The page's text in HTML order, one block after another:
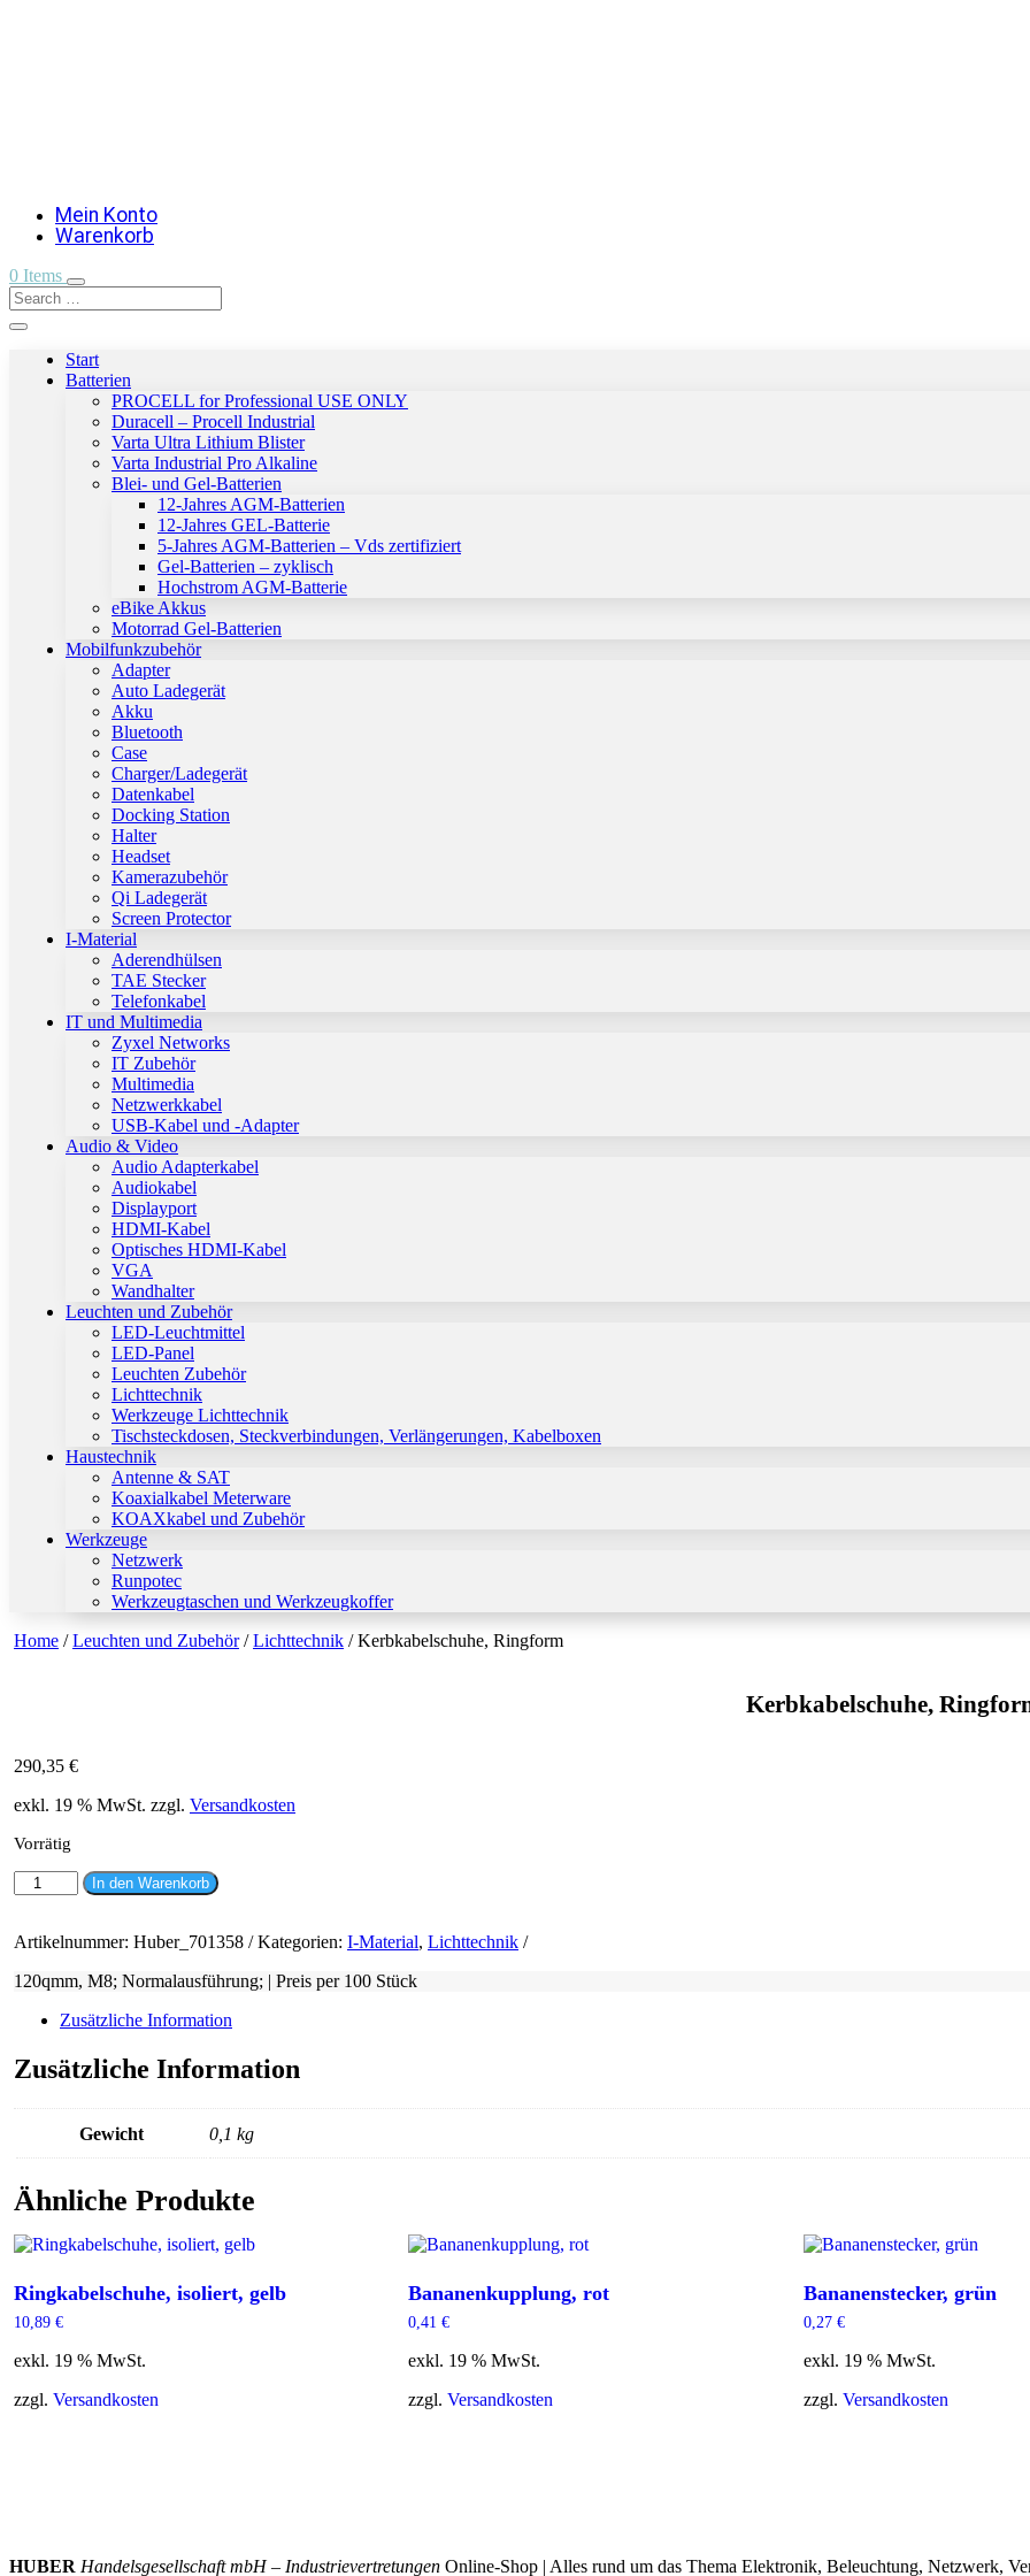
Mein Konto
Warenkorb
0 Items
Start
Batterien
PROCELL for Professional USE ONLY
Duracell – Procell Industrial
Varta Ultra Lithium Blister
Varta Industrial Pro Alkaline
Blei- und Gel-Batterien
12-Jahres AGM-Batterien
12-Jahres GEL-Batterie
5-Jahres AGM-Batterien – Vds zertifiziert
Gel-Batterien – zyklisch
Hochstrom AGM-Batterie
eBike Akkus
Motorrad Gel-Batterien
Mobilfunkzubehör
Adapter
Auto Ladegerät
Akku
Bluetooth
Case
Charger/Ladegerät
Datenkabel
Docking Station
Halter
Headset
Kamerazubehör
Qi Ladegerät
Screen Protector
I-Material
Aderendhülsen
TAE Stecker
Telefonkabel
IT und Multimedia
Zyxel Networks
IT Zubehör
Multimedia
Netzwerkkabel
USB-Kabel und -Adapter
Audio & Video
Audio Adapterkabel
Audiokabel
Displayport
HDMI-Kabel
Optisches HDMI-Kabel
VGA
Wandhalter
Leuchten und Zubehör
LED-Leuchtmittel
LED-Panel
Leuchten Zubehör
Lichttechnik
Werkzeuge Lichttechnik
Tischsteckdosen, Steckverbindungen, Verlängerungen, Kabelboxen
Haustechnik
Antenne & SAT
Koaxialkabel Meterware
KOAXkabel und Zubehör
Werkzeuge
Netzwerk
Runpotec
Werkzeugtaschen und Werkzeugkoffer
Home /Leuchten und Zubehör/Lichttechnik / Kerbkabelschuhe, Ringform
Kerbkabelschuhe,
290,35 €
exkl. 19 % MwSt. zzgl. Versandkosten
Vorrätig
Kerbkabelschuhe,
Ringform
In den Warenkorb
Artikelnummer: Huber_701358 Kategorien: I-Material, Lichttechnik
120qmm, M8; Normalausführung; | Preis per 100 Stück
Zusätzliche Information
Zusätzliche Information
Gewicht 0,1 kg
Ähnliche Produkte
Ringkabelschuhe, isoliert, gelb
10,89 €
exkl. 19 % MwSt.
zzgl. Versandkosten
Bananenkupplung, rot
0,41€
exkl. 19 % MwSt.
zzgl.Versandkosten
Bananenstecker, grün
0,27 €
exkl. 19 % MwSt.
zzgl. Versandkosten
HUBER Handelsgesellschaft mbH – Industrievertretungen Online-Shop | Alles rund um das Thema Elektronik, Beleuchtung, Netzwerk,